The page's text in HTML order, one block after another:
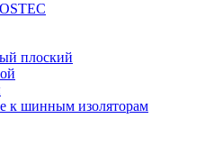
плоский
к шинным изоляторам